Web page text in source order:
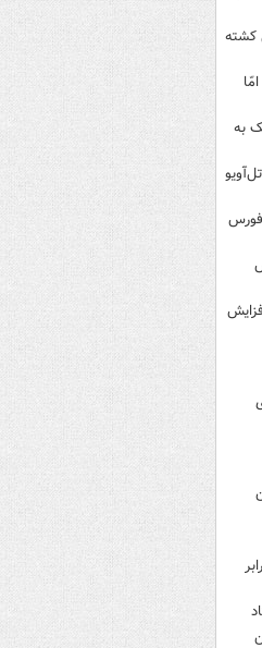
کشته
به
فورس